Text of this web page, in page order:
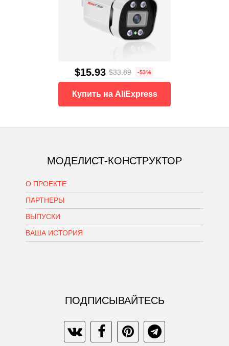
$15.93 $33.89 -53%
Купить на AliExpress
МОДЕЛИСТ-КОНСТРУКТОР
О ПРОЕКТЕ
ПАРТНЕРЫ
ВЫПУСКИ
ВАША ИСТОРИЯ
ПОДПИСЫВАЙТЕСЬ